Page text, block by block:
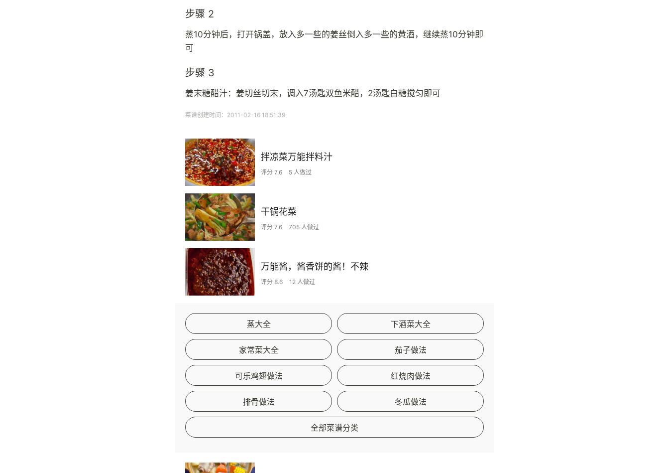
步骤 2
蒸10分钟后，打开锅盖，放入多一些的姜丝倒入多一些的黄酒，继续蒸10分钟即
可
步骤 3
姜末糖醋汁：姜切丝切末，调入7汤匙双鱼米醋，2汤匙白糖搅匀即可
菜谱创建时间：2011-02-16 18:51:39
拌凉菜万能拌料汁
评分 7.6 5 人做过
干锅花菜
评分 7.6 705 人做过
万能酱，酱香饼的酱！不辣
评分 8.6 12 人做过
蒸大全 下酒菜大全
家常菜大全 茄子做法
可乐鸡翅做法 红烧肉做法
排骨做法 冬瓜做法
全部菜谱分类